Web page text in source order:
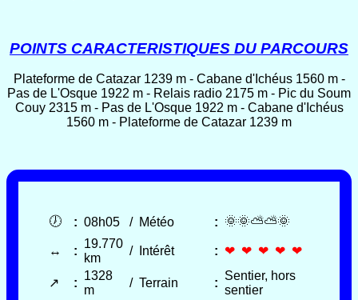
POINTS CARACTERISTIQUES DU PARCOURS
Plateforme de Catazar 1239 m - Cabane d'Ichéus 1560 m -
Pas de L'Osque 1922 m - Relais radio 2175 m - Pic du Soum
Couy 2315 m - Pas de L'Osque 1922 m - Cabane d'Ichéus
1560 m - Plateforme de Catazar 1239 m
🕖 : 08h05 / Météo : 🌞🌞⛅⛅🌞
↔ :
19.770
km
/ Intérêt : ❤ ❤ ❤ ❤ ❤
↗ :
1328
m
/ Terrain :
Sentier, hors
sentier